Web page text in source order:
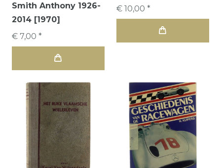
Smith Anthony 1926-
2014 [1970]
€ 7,00 *
€ 10,00 *